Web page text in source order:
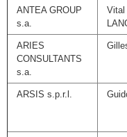
ANTEA GROUP
s.a.
Vital
ARIES
CONSULTANTS
s.a.
ARSIS s.p.r.l.